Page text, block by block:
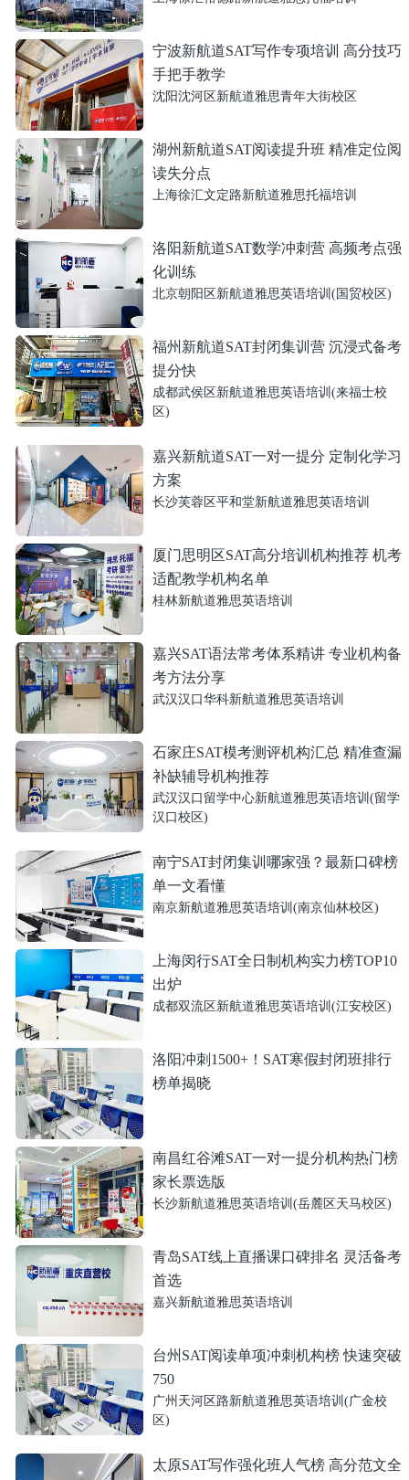
宁波新航道SAT写作专项培训 高分技巧
手把手教学
沈阳沈河区新航道雅思青年大街校区
湖州新航道SAT阅读提升班 精准定位阅
读失分点
上海徐汇文定路新航道雅思托福培训
洛阳新航道SAT数学冲刺营 高频考点强
化训练
北京朝阳区新航道雅思英语培训(国贸校区)
福州新航道SAT封闭集训营 沉浸式备考
提分快
成都武侯区新航道雅思英语培训(来福士校
区)
嘉兴新航道SAT一对一提分 定制化学习
方案
长沙芙蓉区平和堂新航道雅思英语培训
厦门思明区SAT高分培训机构推荐 机考
适配教学机构名单
桂林新航道雅思英语培训
嘉兴SAT语法常考体系精讲 专业机构备
考方法分享
武汉汉口华科新航道雅思英语培训
石家庄SAT模考测评机构汇总 精准查漏
补缺辅导机构推荐
武汉汉口留学中心新航道雅思英语培训(留学
汉口校区)
南宁SAT封闭集训哪家强？最新口碑榜
单一文看懂
南京新航道雅思英语培训(南京仙林校区)
上海闵行SAT全日制机构实力榜TOP10
出炉
成都双流区新航道雅思英语培训(江安校区)
洛阳冲刺1500+！SAT寒假封闭班排行
榜单揭晓
南昌红谷滩SAT一对一提分机构热门榜
家长票选版
长沙新航道雅思英语培训(岳麓区天马校区)
青岛SAT线上直播课口碑排名 灵活备考
首选
嘉兴新航道雅思英语培训
台州SAT阅读单项冲刺机构榜 快速突破
750
广州天河区路新航道雅思英语培训(广金校
区)
太原SAT写作强化班人气榜 高分范文全